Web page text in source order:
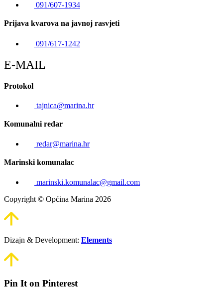
091/607-1934
Prijava kvarova na javnoj rasvjeti
091/617-1242
E-MAIL
Protokol
tajnica@marina.hr
Komunalni redar
redar@marina.hr
Marinski komunalac
marinski.komunalac@gmail.com
Copyright © Općina Marina 2026
Dizajn & Development: Elements
Pin It on Pinterest